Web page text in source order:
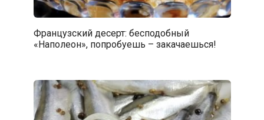
Французский десерт: бесподобный
«Наполеон», попробуешь – закачаешься!